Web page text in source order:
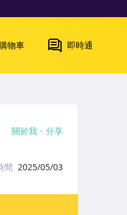
物車 即時通
關於我 分享
間 2025/05/03